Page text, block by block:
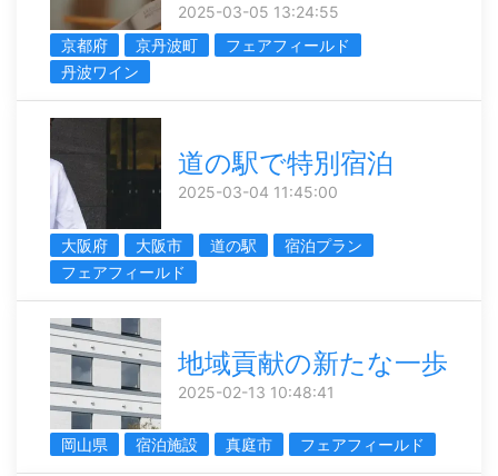
2025-03-05 13:24:55
京都府
京丹波町
フェアフィールド
丹波ワイン
道の駅で特別宿泊
2025-03-04 11:45:00
大阪府 大阪市 道の駅
宿泊プラン
フェアフィールド
地域貢献の新たな一歩
2025-02-13 10:48:41
岡山県 宿泊施設 真庭市 フェアフィールド